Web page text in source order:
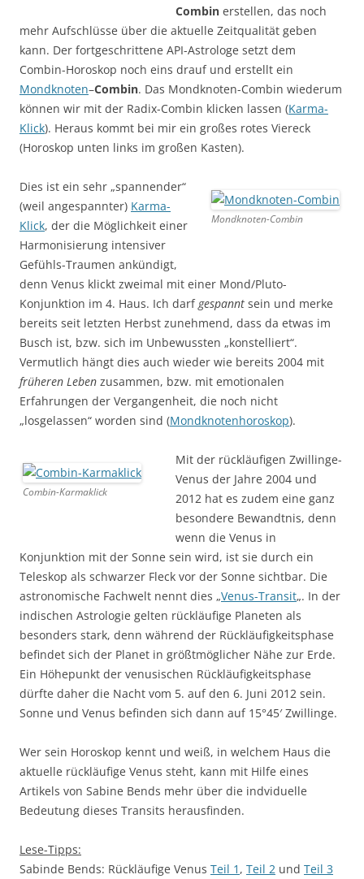
Combin erstellen, das noch
mehr Aufschlüsse über die aktuelle Zeitqualität geben
kann. Der fortgeschrittene API-Astrologe setzt dem
Combin-Horoskop noch eins drauf und erstellt ein
Mondknoten–Combin. Das Mondknoten-Combin wiederum
können wir mit der Radix-Combin klicken lassen (Karma-
Klick). Heraus kommt bei mir ein großes rotes Viereck
(Horoskop unten links im großen Kasten).
Mondknoten-Combin
Dies ist ein sehr „spannender“
(weil angespannter) Karma-
Klick, der die Möglichkeit einer
Harmonisierung intensiver
Gefühls-Traumen ankündigt,
denn Venus klickt zweimal mit einer Mond/Pluto-
Konjunktion im 4. Haus. Ich darf gespannt sein und merke
bereits seit letzten Herbst zunehmend, dass da etwas im
Busch ist, bzw. sich im Unbewussten „konstelliert“.
Vermutlich hängt dies auch wieder wie bereits 2004 mit
früheren Leben zusammen, bzw. mit emotionalen
Erfahrungen der Vergangenheit, die noch nicht
„losgelassen“ worden sind (Mondknotenhoroskop).
Combin-Karmaklick
Mit der rückläufigen Zwillinge-
Venus der Jahre 2004 und
2012 hat es zudem eine ganz
besondere Bewandtnis, denn
wenn die Venus in
Konjunktion mit der Sonne sein wird, ist sie durch ein
Teleskop als schwarzer Fleck vor der Sonne sichtbar. Die
astronomische Fachwelt nennt dies „Venus-Transit„. In der
indischen Astrologie gelten rückläufige Planeten als
besonders stark, denn während der Rückläufigkeitsphase
befindet sich der Planet in größtmöglicher Nähe zur Erde.
Ein Höhepunkt der venusischen Rückläufigkeitsphase
dürfte daher die Nacht vom 5. auf den 6. Juni 2012 sein.
Sonne und Venus befinden sich dann auf 15°45′ Zwillinge.
Wer sein Horoskop kennt und weiß, in welchem Haus die
aktuelle rückläufige Venus steht, kann mit Hilfe eines
Artikels von Sabine Bends mehr über die indviduelle
Bedeutung dieses Transits herausfinden.
Lese-Tipps:
Sabinde Bends: Rückläufige Venus Teil 1 , Teil 2 und Teil 3